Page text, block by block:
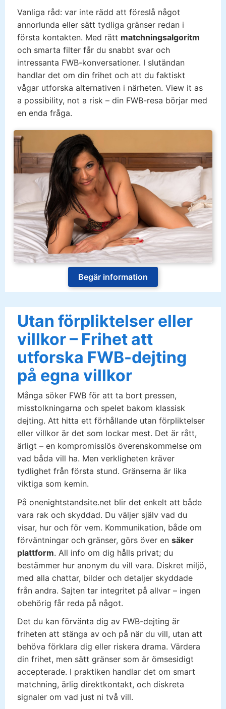
Vanliga råd: var inte rädd att föreslå något
annorlunda eller sätt tydliga gränser redan i
första kontakten. Med rätt matchningsalgoritm
och smarta filter får du snabbt svar och
intressanta FWB-konversationer. I slutändan
handlar det om din frihet och att du faktiskt
vågar utforska alternativen i närheten. View it as
a possibility, not a risk – din FWB-resa börjar med
en enda fråga.
Begär information
Utan förpliktelser eller
villkor – Frihet att
utforska FWB-dejting
på egna villkor
Många söker FWB för att ta bort pressen,
misstolkningarna och spelet bakom klassisk
dejting. Att hitta ett förhållande utan förpliktelser
eller villkor är det som lockar mest. Det är rått,
ärligt – en kompromisslös överenskommelse om
vad båda vill ha. Men verkligheten kräver
tydlighet från första stund. Gränserna är lika
viktiga som kemin.
På onenightstandsite.net blir det enkelt att både
vara rak och skyddad. Du väljer själv vad du
visar, hur och för vem. Kommunikation, både om
förväntningar och gränser, görs över en säker
plattform. All info om dig hålls privat; du
bestämmer hur anonym du vill vara. Diskret miljö,
med alla chattar, bilder och detaljer skyddade
från andra. Sajten tar integritet på allvar – ingen
obehörig får reda på något.
Det du kan förvänta dig av FWB-dejting är
friheten att stänga av och på när du vill, utan att
behöva förklara dig eller riskera drama. Värdera
din frihet, men sätt gränser som är ömsesidigt
accepterade. I praktiken handlar det om smart
matchning, ärlig direktkontakt, och diskreta
signaler om vad just ni två vill.